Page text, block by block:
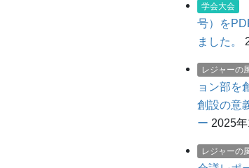
学会大会
号）を
ました。
レジャーの
ョン部を
創設の意
ー 2025
レジャーの